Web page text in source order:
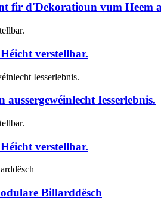
fir d'Dekoratioun vum Heem
verstellbar.
Iesserlebnis.
verstellbar.
Billarddësch